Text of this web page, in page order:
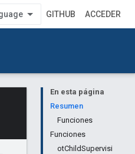
GITHUB ACCEDER
En esta página
Resumen
Funciones
Funciones
otChildSupervisi